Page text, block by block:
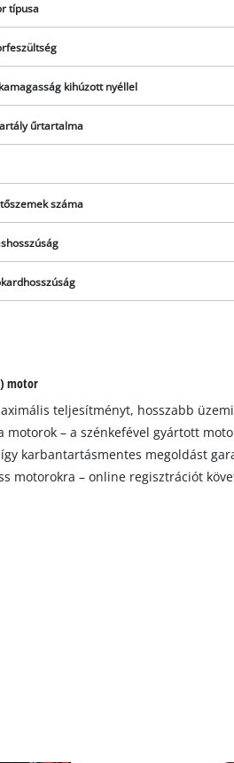
típusa
kihúzott nyéllel
űrtartalma
száma
motor
teljesítményt, hosszabb
motorok – a szénkefével gyártott
karbantartásmentes megoldást
motorokra – online regisztrációt